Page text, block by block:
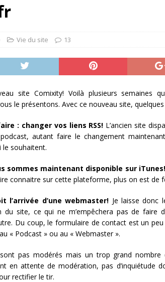
Vie du site 13
site Comixity! Voilà plusieurs semaines
le présentons. Avec ce nouveau site,
: changer vos liens RSS! L’ancien site
autant faire le changement
le souhaitent.
sommes maintenant disponible sur iTunes!
connaitre sur cette plateforme, plus on est de
l’arrivée d’une webmaster! Je laisse donc
du site, ce qui ne m’empêchera pas de faire
Du coup, le formulaire de contact est un
« Podcast » ou au « Webmaster ».
pas modérés mais un trop grand nombre
en attente de modération, pas d’inquiétude
rectifier le tir.